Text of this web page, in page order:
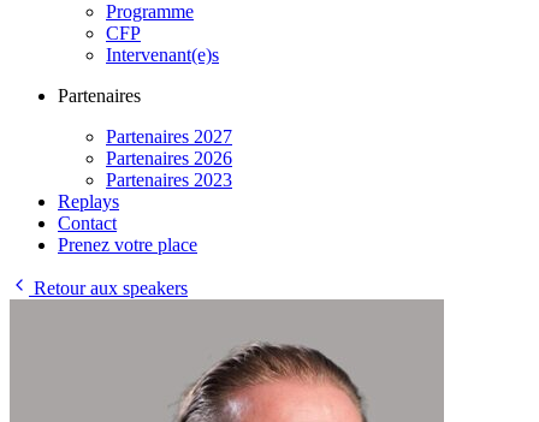
Programme
CFP
Intervenant(e)s
Partenaires
Partenaires 2027
Partenaires 2026
Partenaires 2023
Replays
Contact
Prenez votre place
Retour aux speakers